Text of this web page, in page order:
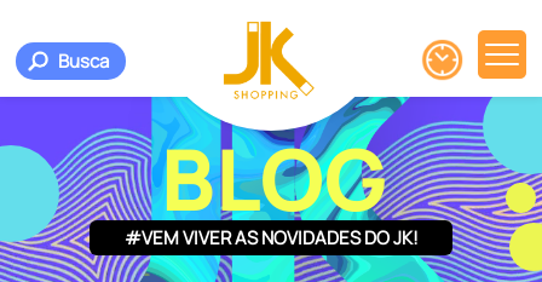
Busca
BLOG
#VEM VIVER AS NOVIDADES DO JK!